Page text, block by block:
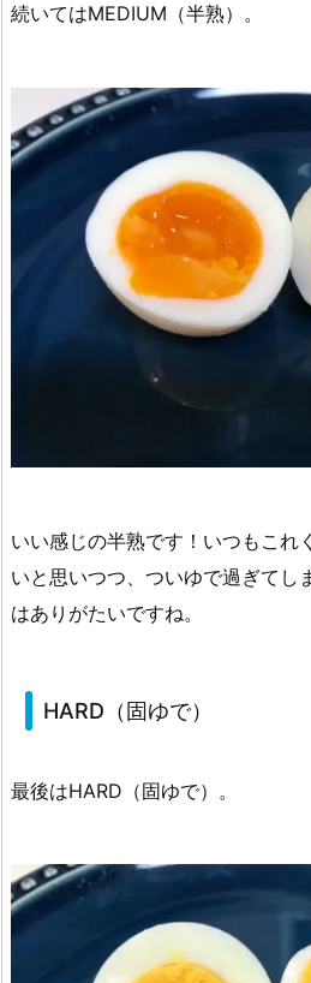
続いてはMEDIUM（半熟）。
いい感じの半熟です！いつもこれ
いと思いつつ、ついゆで過ぎてし
はありがたいですね。
HARD（固ゆで）
最後はHARD（固ゆで）。